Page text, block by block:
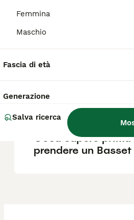
Femmina
Maschio
Fascia di età
Generazione
Salva ricerca
Quali sono i difetti
bambini?
Cosa sapere
prendere un